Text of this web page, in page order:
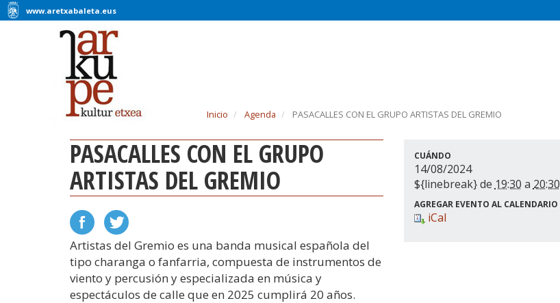
www.aretxabaleta.eus
Inicio Agenda PASACALLES CON EL GRUPO ARTISTAS DEL GREMIO
PASACALLES CON EL GRUPO
ARTISTAS DEL GREMIO
Artistas del Gremio es una banda musical española del
tipo charanga o fanfarria, compuesta de instrumentos de
viento y percusión y especializada en música y
espectáculos de calle que en 2025 cumplirá 20 años.
CUÁNDO
14/08/2024
${linebreak} de 19:30 a 20:30
AGREGAR EVENTO AL CALENDARIO
iCal